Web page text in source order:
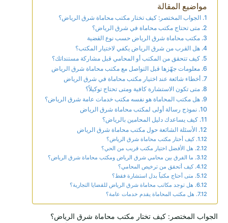
مواضيع المقالة
الجواب المختصر: كيف تختار مكتب محاماة شرق الرياض؟
متى تحتاج مكتب محاماة في شرق الرياض؟
مكتب محاماة شرق الرياض حسب نوع القضية
هل القرب من شرق الرياض يكفي لاختيار المكتب؟
كيف تتحقق من المكتب أو المحامي قبل مشاركة مستنداتك؟
معلومات جهّزها قبل التواصل مع مكتب محاماة شرق الرياض
أخطاء شائعة عند اختيار مكتب محاماة في شرق الرياض
متى تكون الاستشارة كافية ومتى تحتاج توكيلاً؟
هل مكتب المحاماة هو نفسه مكتب خدمات عامة شرق الرياض؟
نموذج رسالة أولى لمكتب محاماة شرق الرياض
كيف يساعدك دليل المحامين بالرياض؟
الأسئلة الشائعة حول مكتب محاماة شرق الرياض
كيف أختار مكتب محاماة شرق الرياض؟
هل الأفضل اختيار مكتب قريب من الحي؟
ما الفرق بين محامي شرق الرياض ومكتب محاماة شرق الرياض؟
كيف أتحقق من ترخيص المحامي؟
متى أحتاج مكتباً بدل استشارة فقط؟
هل توجد مكاتب محاماة شرق الرياض للقضايا التجارية؟
هل مكتب المحاماة يقدم خدمات عامة؟
الجواب المختصر: كيف تختار مكتب محاماة شرق الرياض؟